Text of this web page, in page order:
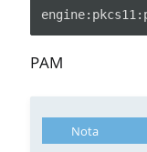
PAM
Nota